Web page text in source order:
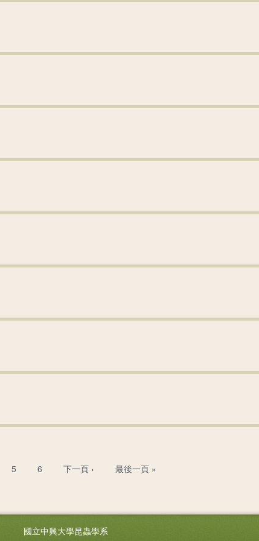
5 6 下一頁 › 最後一頁 »
國立中興大學昆蟲學系